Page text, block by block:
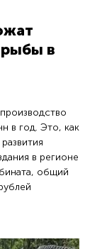
рыбы в
в год. Это, как
в регионе
общий